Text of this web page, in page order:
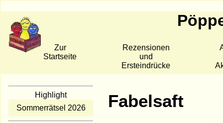
Zur
Startseite
Rezensionen
und
Ersteindrücke
Highlight
Sommerrätsel 2026
Fabelsaft